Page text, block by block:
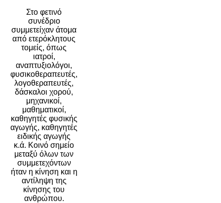
Στο φετινό
συνέδριο
συμμετείχαν άτομα
από ετερόκλητους
τομείς, όπως
ιατροί,
αναπτυξιολόγοι,
φυσικοθεραπευτές,
λογοθεραπευτές,
δάσκαλοι χορού,
μηχανικοί,
μαθηματικοί,
καθηγητές φυσικής
αγωγής, καθηγητές
ειδικής αγωγής
κ.ά. Κοινό σημείο
μεταξύ όλων των
συμμετεχόντων
ήταν η κίνηση και η
αντίληψη της
κίνησης του
ανθρώπου.